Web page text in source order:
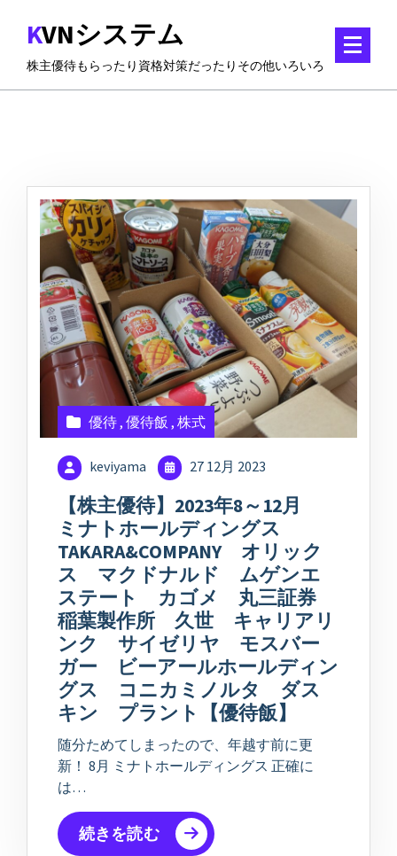
ツ
KVNシステム
株主優待もらったり資格対策だったりその他いろいろ
優待, 優待飯 , 株式
keviyama 27 12月 2023
【株主優待】2023年8～12月
ミナトホールディングス
TAKARA&COMPANY オリック
ス マクドナルド ムゲンエ
ステート カゴメ 丸三証券
稲葉製作所 久世 キャリアリ
ンク サイゼリヤ モスバー
ガー ビーアールホールディン
グス コニカミノルタ ダス
キン プラント【優待飯】
随分ためてしまったので、年越す前に更
新！ 8月 ミナトホールディングス 正確に
は…
続きを読む